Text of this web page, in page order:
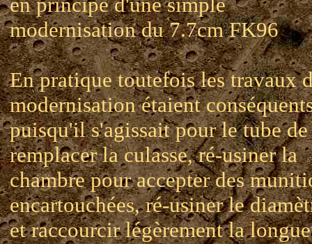
modernisation du 7.7cm FK96
En pratique toutefois les travaux
modernisation étaient
puisqu'il s'agissait pour le tube de
remplacer la culasse, ré-usiner la
chambre pour accepter des
encartouchées, ré-usiner le
et raccourcir légèrement la